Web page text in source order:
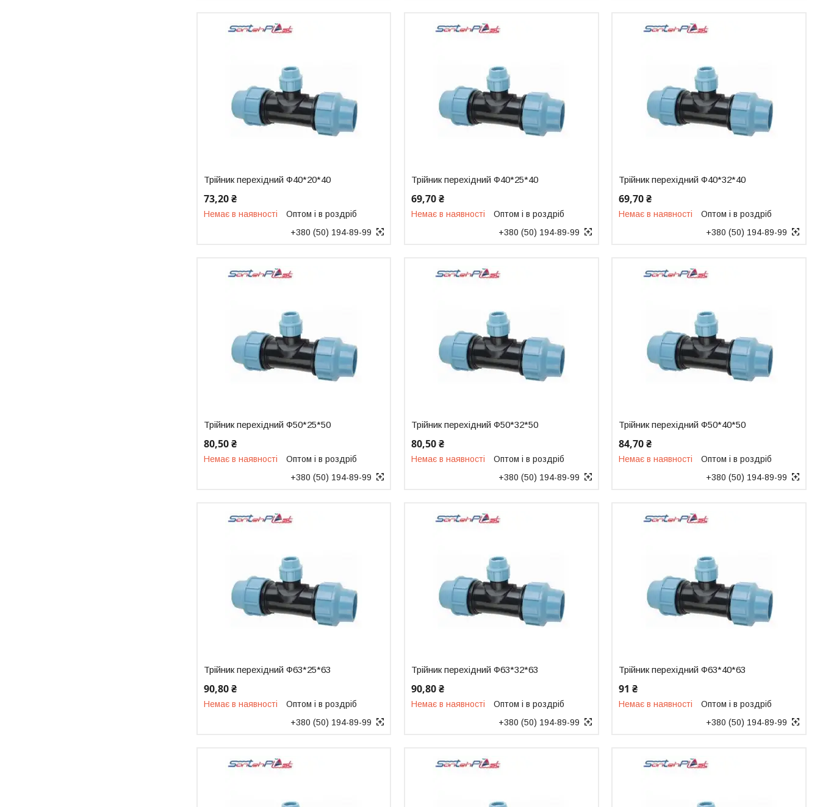
Трійник перехідний Ф40*20*40
73,20 ₴
Немає в наявності
Оптом і в роздріб
+380 (50) 194-89-99
Трійник перехідний Ф40*25*40
69,70 ₴
Немає в наявності
Оптом і в роздріб
+380 (50) 194-89-99
Трійник перехідний Ф40*32*40
69,70 ₴
Немає в наявності
Оптом і в роздріб
+380 (50) 194-89-99
Трійник перехідний Ф50*25*50
80,50 ₴
Немає в наявності
Оптом і в роздріб
+380 (50) 194-89-99
Трійник перехідний Ф50*32*50
80,50 ₴
Немає в наявності
Оптом і в роздріб
+380 (50) 194-89-99
Трійник перехідний Ф50*40*50
84,70 ₴
Немає в наявності
Оптом і в роздріб
+380 (50) 194-89-99
Трійник перехідний Ф63*25*63
90,80 ₴
Немає в наявності
Оптом і в роздріб
+380 (50) 194-89-99
Трійник перехідний Ф63*32*63
90,80 ₴
Немає в наявності
Оптом і в роздріб
+380 (50) 194-89-99
Трійник перехідний Ф63*40*63
91 ₴
Немає в наявності
Оптом і в роздріб
+380 (50) 194-89-99